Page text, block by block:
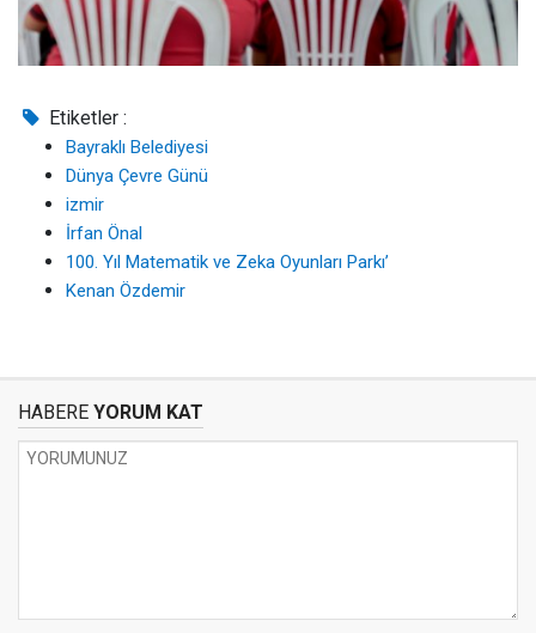
Etiketler :
Bayraklı Belediyesi
Dünya Çevre Günü
izmir
İrfan Önal
100. Yıl Matematik ve Zeka Oyunları Parkı’
Kenan Özdemir
HABERE YORUM KAT